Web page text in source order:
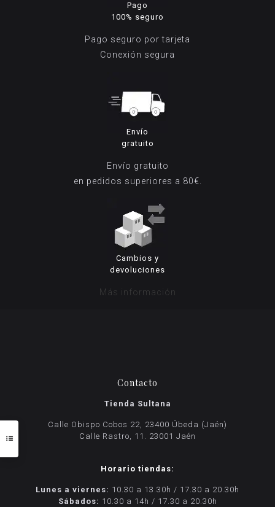
Pago
100% seguro
Pago seguro por tarjeta
Conexión segura
Envío
gratuito
Envío gratuito
en pedidos superiores a 80€.
Cambios y
devoluciones
Más información
Contacto
Tienda Sultana
Calle Obispo Cobos 22, 23400 Úbeda (Jaén)
Calle Rastro, 11. 23001 Jaén
Horario tiendas:
Lunes a viernes: 10.30 a 13.30h / 17.30 a 20.30h
Sábados: 10.30 a 14h / 17.30 a 20.30h